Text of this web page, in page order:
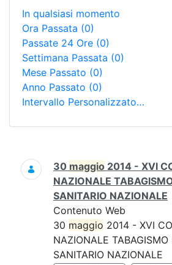
In qualsiasi momento
Ora Passata (0)
Passate 24 Ore (0)
Settimana Passata (0)
Mese Passato (0)
Anno Passato (0)
Intervallo Personalizzato…
Ricerca
30 maggio 2014 - XVI
NAZIONALE
SANITARIO NAZIONALE
Contenuto Web
30 maggio 2014 - XVI
NAZIONALE TABAGISMO
SANITARIO NAZIONALE